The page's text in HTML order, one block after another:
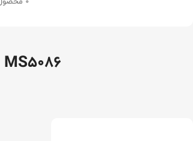
MS5086